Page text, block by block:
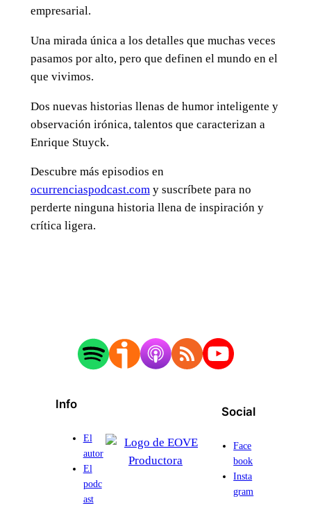
empresarial.
Una mirada única a los detalles que muchas veces
pasamos por alto, pero que definen el mundo en el
que vivimos.
Dos nuevas historias llenas de humor inteligente y
observación irónica, talentos que caracterizan a
Enrique Stuyck.
Descubre más episodios en
ocurrenciaspodcast.comy suscríbete para no
perderte ninguna historia llena de inspiración y
crítica ligera.
Info
El
autor
El
podc
ast
Social
Face
book
Insta
gram